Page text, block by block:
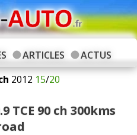
ARTICLES
ACTUS
2012 15/20
TCE 90 ch 300kms